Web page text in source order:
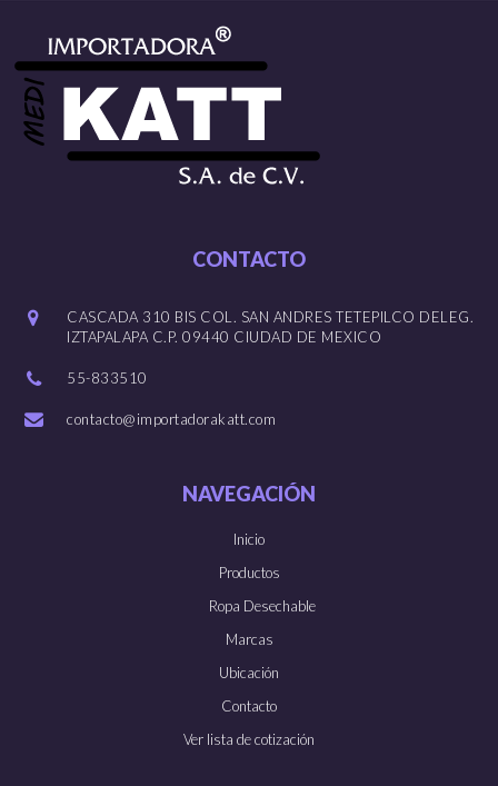
CONTACTO
CASCADA 310 BIS COL. SAN ANDRES TETEPILCO DELEG.
IZTAPALAPA C.P. 09440 CIUDAD DE MEXICO
55-833510
contacto@importadorakatt.com
NAVEGACIÓN
Inicio
Productos
Ropa Desechable
Marcas
Ubicación
Contacto
Ver lista de cotización